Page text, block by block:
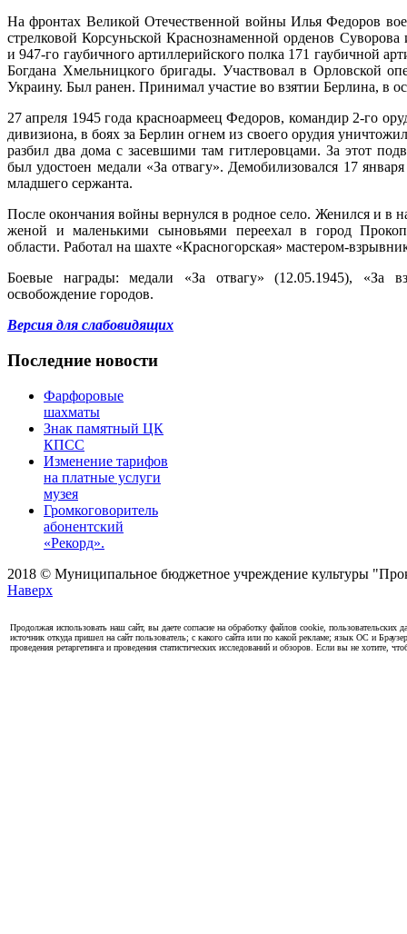
На фронтах Великой Отечественной войны Илья Федоров
стрелковой Корсуньской Краснознаменной орденов Суворова
и 947-го гаубичного артиллерийского полка 171 гаубичной
Богдана Хмельницкого бригады. Участвовал в Орловской
Украину. Был ранен. Принимал участие во взятии Берлина, в
27 апреля 1945 года красноармеец Федоров, командир 2-го
дивизиона, в боях за Берлин огнем из своего орудия
разбил два дома с засевшими там гитлеровцами. За этот
был удостоен медали «За отвагу». Демобилизовался 17
младшего сержанта.
После окончания войны вернулся в родное село. Женился и в
женой и маленькими сыновьями переехал в город
области. Работал на шахте «Красногорская» мастером-
Боевые награды: медали «За отвагу» (12.05.1945), «За
освобождение городов.
Версия для слабовидящих
Последние новости
Фарфоровые
шахматы
Знак памятный ЦК
КПСС
Изменение тарифов
на платные услуги
музея
Громкоговоритель
абонентский
«Рекорд».
2018 © Муниципальное бюджетное учреждение культуры
Наверх
Продолжая использовать наш сайт, вы даете согласие на обработку файлов cookie,
источник откуда пришел на сайт пользователь; с какого сайта или по какой рекламе; язык ОС и
проведения ретаргетинга и проведения статистических исследований и обзоров. Если вы не хотите,